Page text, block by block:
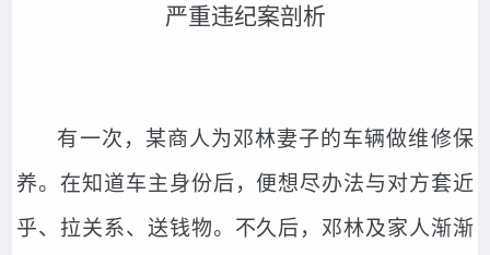
严重违纪案剖析
有一次，某商人为邓林妻子的车辆做维修保
养。在知道车主身份后，便想尽办法与对方套近
乎、拉关系、送钱物。不久后，邓林及家人渐渐